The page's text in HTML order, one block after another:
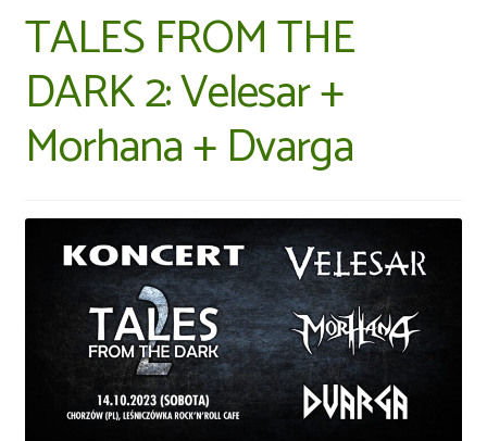
TALES FROM THE
DARK 2: Velesar +
Morhana + Dvarga